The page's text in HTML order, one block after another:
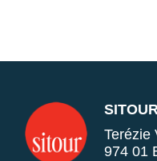
Terézie
974 01